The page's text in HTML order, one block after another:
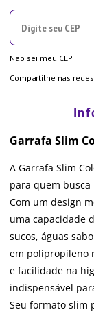
Não sei meu CEP
Compartilhe nas
Garrafa Slim
A Garrafa Slim
para quem
Com um design
uma capacidade
sucos, águas
em polipropileno
e facilidade na
indispensável
Seu formato slim